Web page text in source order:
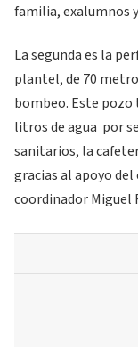
familia, exalumnos
La segunda es la
plantel, de 70
bombeo. Este pozo
litros de agua por
sanitarios, la
gracias al apoyo
coordinador Miguel